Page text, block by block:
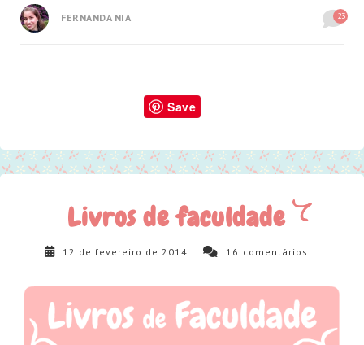
FERNANDA NIA 23
Save
Livros de faculdade
12 de fevereiro de 2014 16 comentários